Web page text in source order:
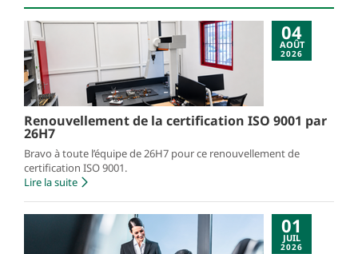
04
AOÛT
2026
Renouvellement de la certification ISO 9001 par
26H7
Bravo à toute l’équipe de 26H7 pour ce renouvellement de
certification ISO 9001.
Lire la suite
01
JUIL
2026